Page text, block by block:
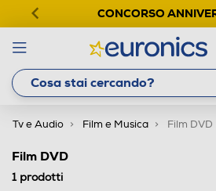
CONCORSO
Tv e Audio Film e Musica Film DVD
Film DVD
1prodotti